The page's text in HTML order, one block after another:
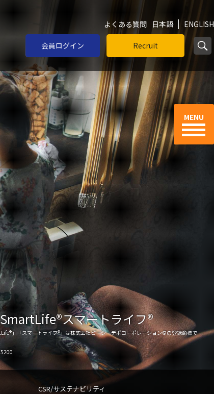
よくある質問 日本語 ENGLISH
会員ログイン Recruit
スマートライフ®
」「スマートライフ®」は株式会社ピーシーデポコーポレーション©の登録商標で
CSR/サステナビリティ